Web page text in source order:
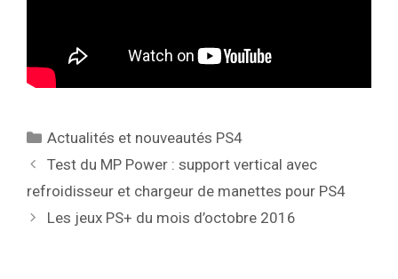
Catégories
Actualités et nouveautés PS4
Test du MP Power : support vertical avec
refroidisseur et chargeur de manettes pour PS4
Les jeux PS+ du mois d’octobre 2016